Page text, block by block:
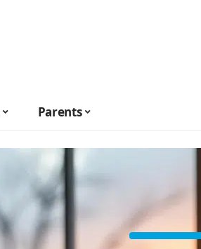
Parents